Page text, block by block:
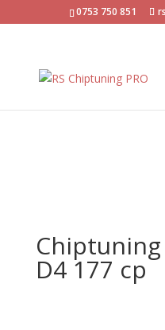
0753 750 851
Chiptuning
D4 177 cp